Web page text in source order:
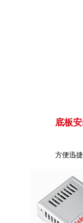
底板
方便迅捷